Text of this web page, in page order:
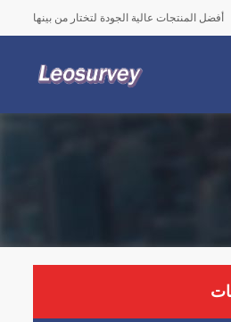
أفضل المنتجات عالية الجودة لتختار من بينها